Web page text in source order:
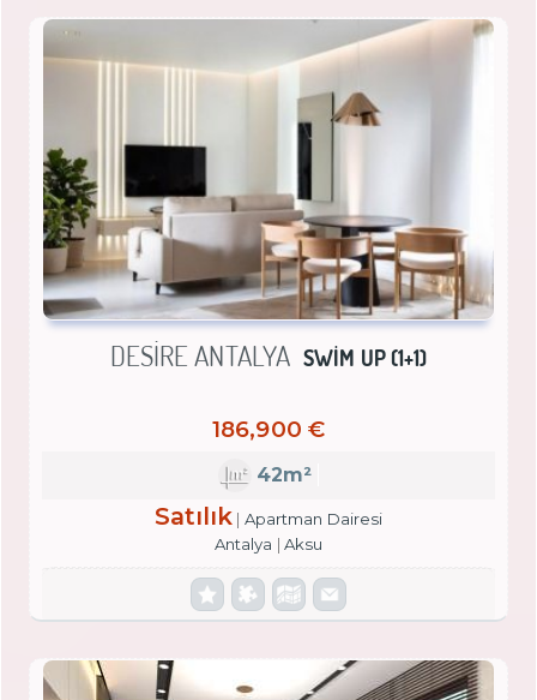
DESIRE ANTALYA SWIM UP (1+1)
186,900 €
42m²
Satılık
Apartman Dairesi
Antalya
Aksu